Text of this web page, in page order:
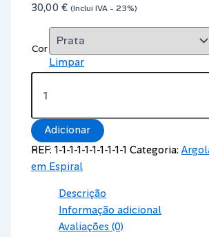
30,00€ (Inclui IVA - 23%)
Cor
Limpar
Quantidade
de
Encadernação
Espiral
mm
Folhas
Adicionar
REF:1-1-1-1-1-1-1-1-1-1 Categoria:
em Espiral
Descrição
Informação adicional
Avaliações (0)